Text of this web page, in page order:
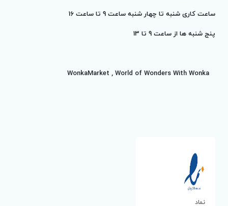
ساعت کاری شنبه تا چهار شنبه ساعت 9 تا ساعت 16
پنج شنبه ها از ساعت 9 تا
13
نماد